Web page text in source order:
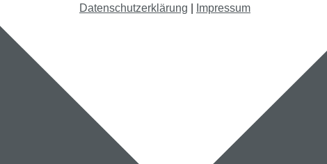
Datenschutzerklärung Impressum